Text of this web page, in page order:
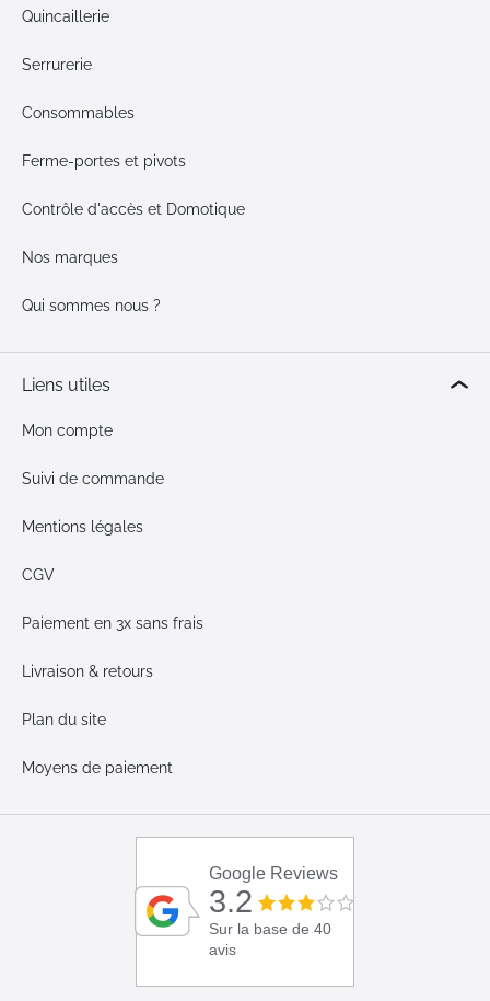
Quincaillerie
Serrurerie
Consommables
Ferme-portes et pivots
Contrôle d'accès et Domotique
Nos marques
Qui sommes nous ?
Liens utiles
Mon compte
Suivi de commande
Mentions légales
CGV
Paiement en 3x sans frais
Livraison & retours
Plan du site
Moyens de paiement
Google Reviews
3.2
Sur la base de 40
avis